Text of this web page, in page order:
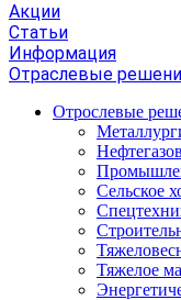
Акции
Статьи
Информация
Отраслевые
Отрослевые
Сельское
Тяжелое